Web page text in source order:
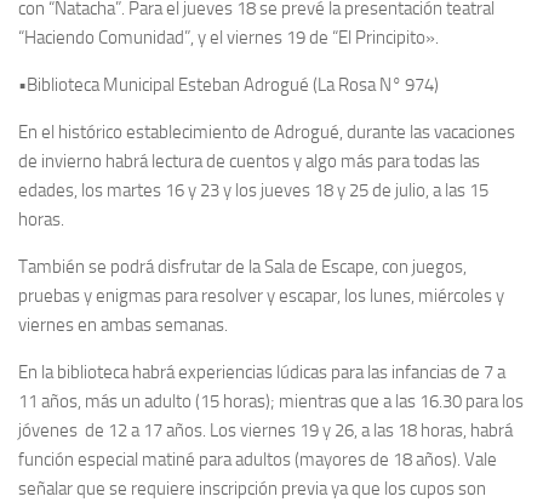
con “Natacha”. Para el jueves 18 se prevé la presentación teatral
“Haciendo Comunidad”, y el viernes 19 de “El Principito».
•Biblioteca Municipal Esteban Adrogué (La Rosa N° 974)
En el histórico establecimiento de Adrogué, durante las vacaciones
de invierno habrá lectura de cuentos y algo más para todas las
edades, los martes 16 y 23 y los jueves 18 y 25 de julio, a las 15
horas.
También se podrá disfrutar de la Sala de Escape, con juegos,
pruebas y enigmas para resolver y escapar, los lunes, miércoles y
viernes en ambas semanas.
En la biblioteca habrá experiencias lúdicas para las infancias de 7 a
11 años, más un adulto (15 horas); mientras que a las 16.30 para los
jóvenes de 12 a 17 años. Los viernes 19 y 26, a las 18 horas, habrá
función especial matiné para adultos (mayores de 18 años). Vale
señalar que se requiere inscripción previa ya que los cupos son